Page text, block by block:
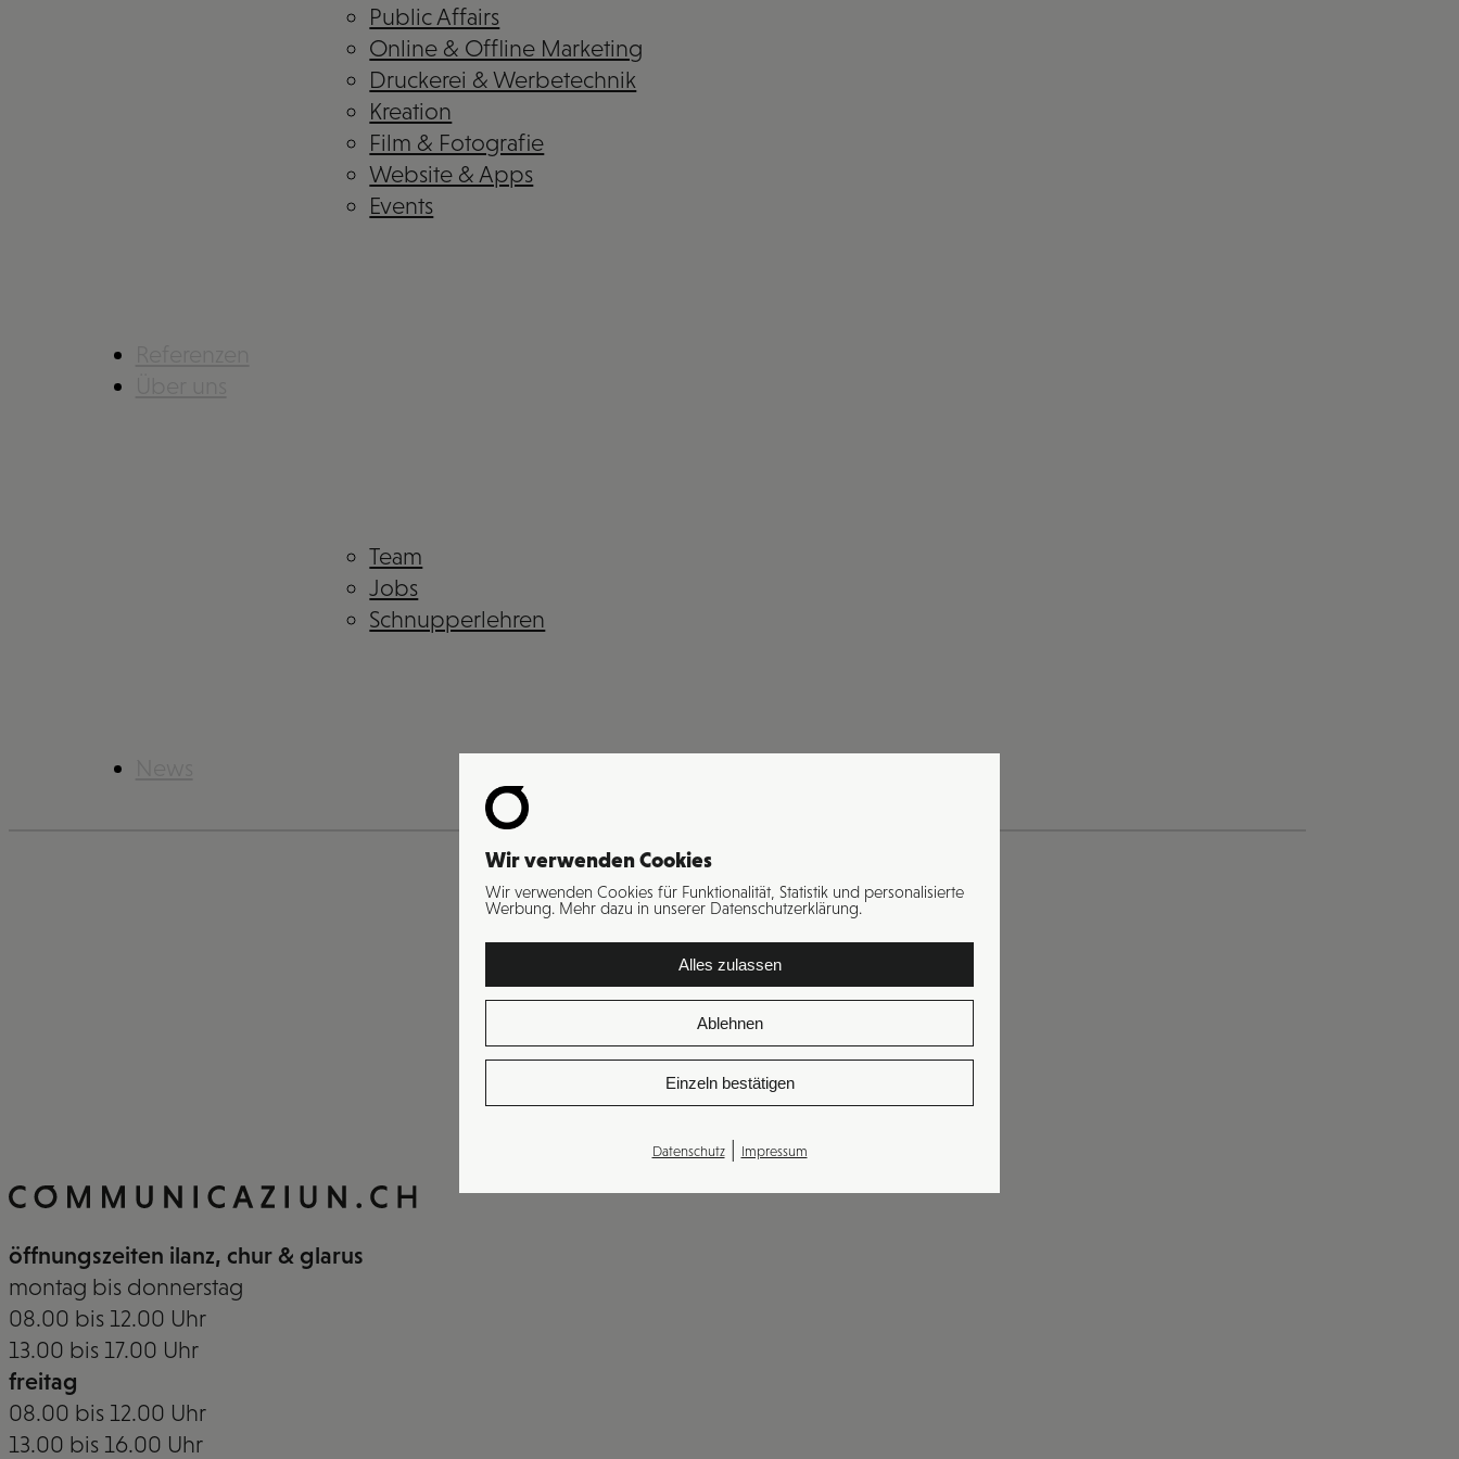
Public Affairs
Online & Offline Marketing
Druckerei & Werbetechnik
Kreation
Film & Fotografie
Website & Apps
Events
Team
Jobs
Schnupperlehren
öffnungszeiten ilanz, chur & glarus
montag bis donnerstag
08.00 bis 12.00 Uhr
13.00 bis 17.00 Uhr
freitag
08.00 bis 12.00 Uhr
13.00 bis 16.00 Uhr
Wir verwenden Cookies
Wir verwenden Cookies für Funktionalität, Statistik und personalisierte
Werbung. Mehr dazu in unserer Datenschutzerklärung.
Alles zulassen
Ablehnen
Einzeln bestätigen
Datenschutz| Impressum